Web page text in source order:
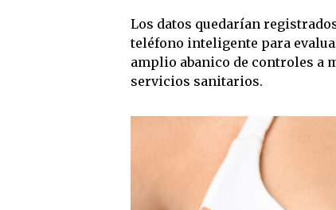
Los datos quedarían
teléfono inteligente para
amplio abanico de controles a
servicios sanitarios.